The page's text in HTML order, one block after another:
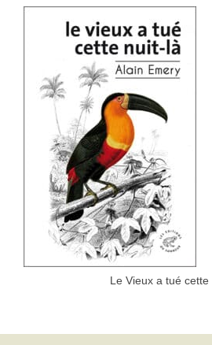
Le Vieux a tué cette